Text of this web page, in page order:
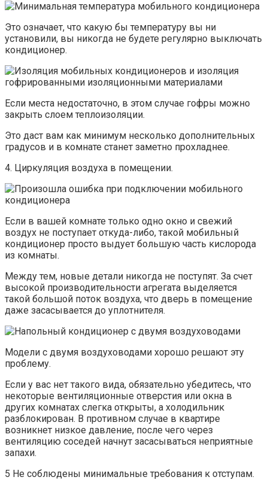
Это означает, что какую бы температуру вы ни
установили, вы никогда не будете регулярно выключать
кондиционер.
Если места недостаточно, в этом случае гофры можно
закрыть слоем теплоизоляции.
Это даст вам как минимум несколько дополнительных
градусов и в комнате станет заметно прохладнее.
4. Циркуляция воздуха в помещении.
Если в вашей комнате только одно окно и свежий
воздух не поступает откуда-либо, такой мобильный
кондиционер просто выдует большую часть кислорода
из комнаты.
Между тем, новые детали никогда не поступят. За счет
высокой производительности агрегата выделяется
такой большой поток воздуха, что дверь в помещение
даже засасывается до уплотнителя.
Модели с двумя воздуховодами хорошо решают эту
проблему.
Если у вас нет такого вида, обязательно убедитесь, что
некоторые вентиляционные отверстия или окна в
других комнатах слегка открыты, а холодильник
разблокирован. В противном случае в квартире
возникнет низкое давление, после чего через
вентиляцию соседей начнут засасываться неприятные
запахи.
5 Не соблюдены минимальные требования к отступам.